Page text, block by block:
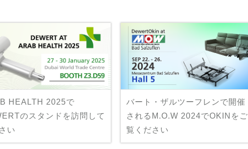
HEALTH 2025で
のスタンドを訪問して
い
バート・ザルツーフレンで開催
されるM.O.W 2024でOKINをご
覧ください